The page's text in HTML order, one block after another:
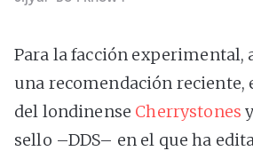
Para la facción experimental,
una recomendación reciente,
del londinense Cherrystones
sello –DDS– en el que ha